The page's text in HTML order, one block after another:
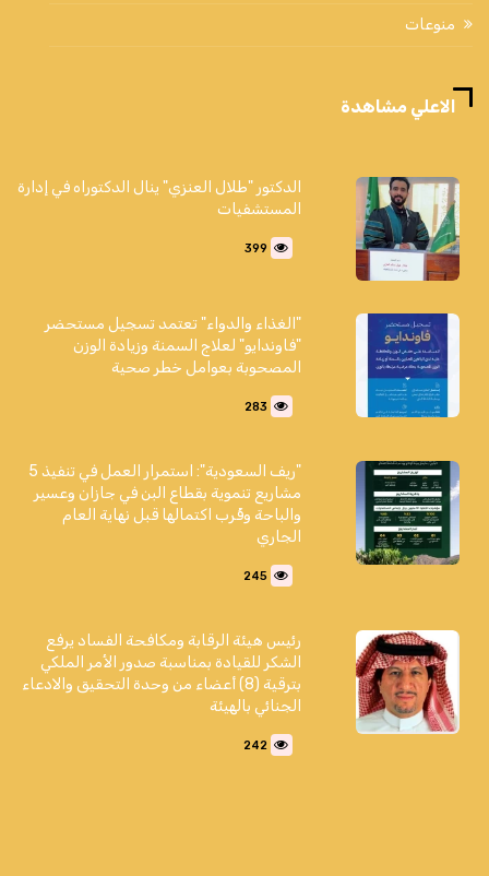
منوعات
الاعلي مشاهدة
الدكتور "طلال العنزي" ينال الدكتوراه في إدارة
المستشفيات
399
"الغذاء والدواء" تعتمد تسجيل مستحضر
"فاوندايو" لعلاج السمنة وزيادة الوزن
المصحوبة بعوامل خطر صحية
283
"ريف السعودية": استمرار العمل في تنفيذ 5
مشاريع تنموية بقطاع البن في جازان وعسير
والباحة وقُرب اكتمالها قبل نهاية العام
الجاري
245
رئيس هيئة الرقابة ومكافحة الفساد يرفع
الشكر للقيادة بمناسبة صدور الأمر الملكي
بترقية (8) أعضاء من وحدة التحقيق والادعاء
الجنائي بالهيئة
242